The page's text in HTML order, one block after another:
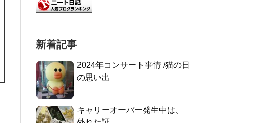
新着記事
2024年コンサート事情 /猫の日
の思い出
キャリーオーバー発生中は、